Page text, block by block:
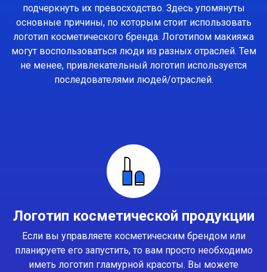
подчеркнуть их превосходство. Здесь упомянуты
основные причины, по которым стоит использовать
логотип косметического бренда. Логотипом макияжа
могут воспользоваться люди из разных отраслей. Тем
не менее, привлекательный логотип используется
последователями людей/отраслей.
Логотип косметической продукции
Если вы управляете косметическим брендом или
планируете его запустить, то вам просто необходимо
иметь логотип гламурной красоты. Вы можете